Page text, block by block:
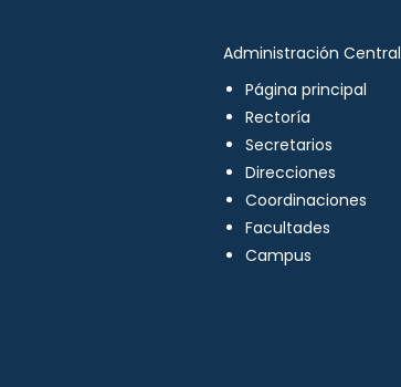
Administración Central
Página principal
Rectoría
Secretarios
Direcciones
Coordinaciones
Facultades
Campus